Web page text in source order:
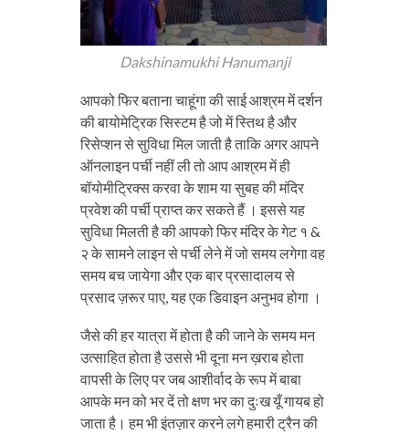
Dakshinamukhi Hanumanji
आपको फिर बताना चाहूंगा की साई आश्रम में दर्शन
की बायोमेट्रिक सिस्टम है जो में स्तिथ है और
रिसेप्शन से सुविधा मिल जाती है ताकि अगर आपने
ऑनलाइन पर्ची नहीं ली तो आप आश्रम में ही
बॉयोमीट्रिक्स करवा के शाम या सुबह की मंदिर
प्रवेश की पर्ची प्राप्त कर सकते हैं । इससे यह
सुविधा मिलती है की आपको फिर मंदिर के गेट १ &
२ के सामने लाइन से पर्ची लेने में जो समय लगेगा वह
समय बच जायेगा और एक बार प्रसादालय से
प्रसाद ज़रूर पाए, यह एक डिवाइन अनुभव होगा ।
जैसे की हर यात्रा में होता है की जाने के समय मन
उत्साहित होता है उससे भी दूना मन ख़राब होता
वापसी के लिए पर जब आशीर्वाद के रूप में बाबा
आपके मन को भर दें तो क्षण भर का दुःख यूँ गायब हो
जाता है। हम भी इंतज़ार करने लगे हमारी ट्रैन की